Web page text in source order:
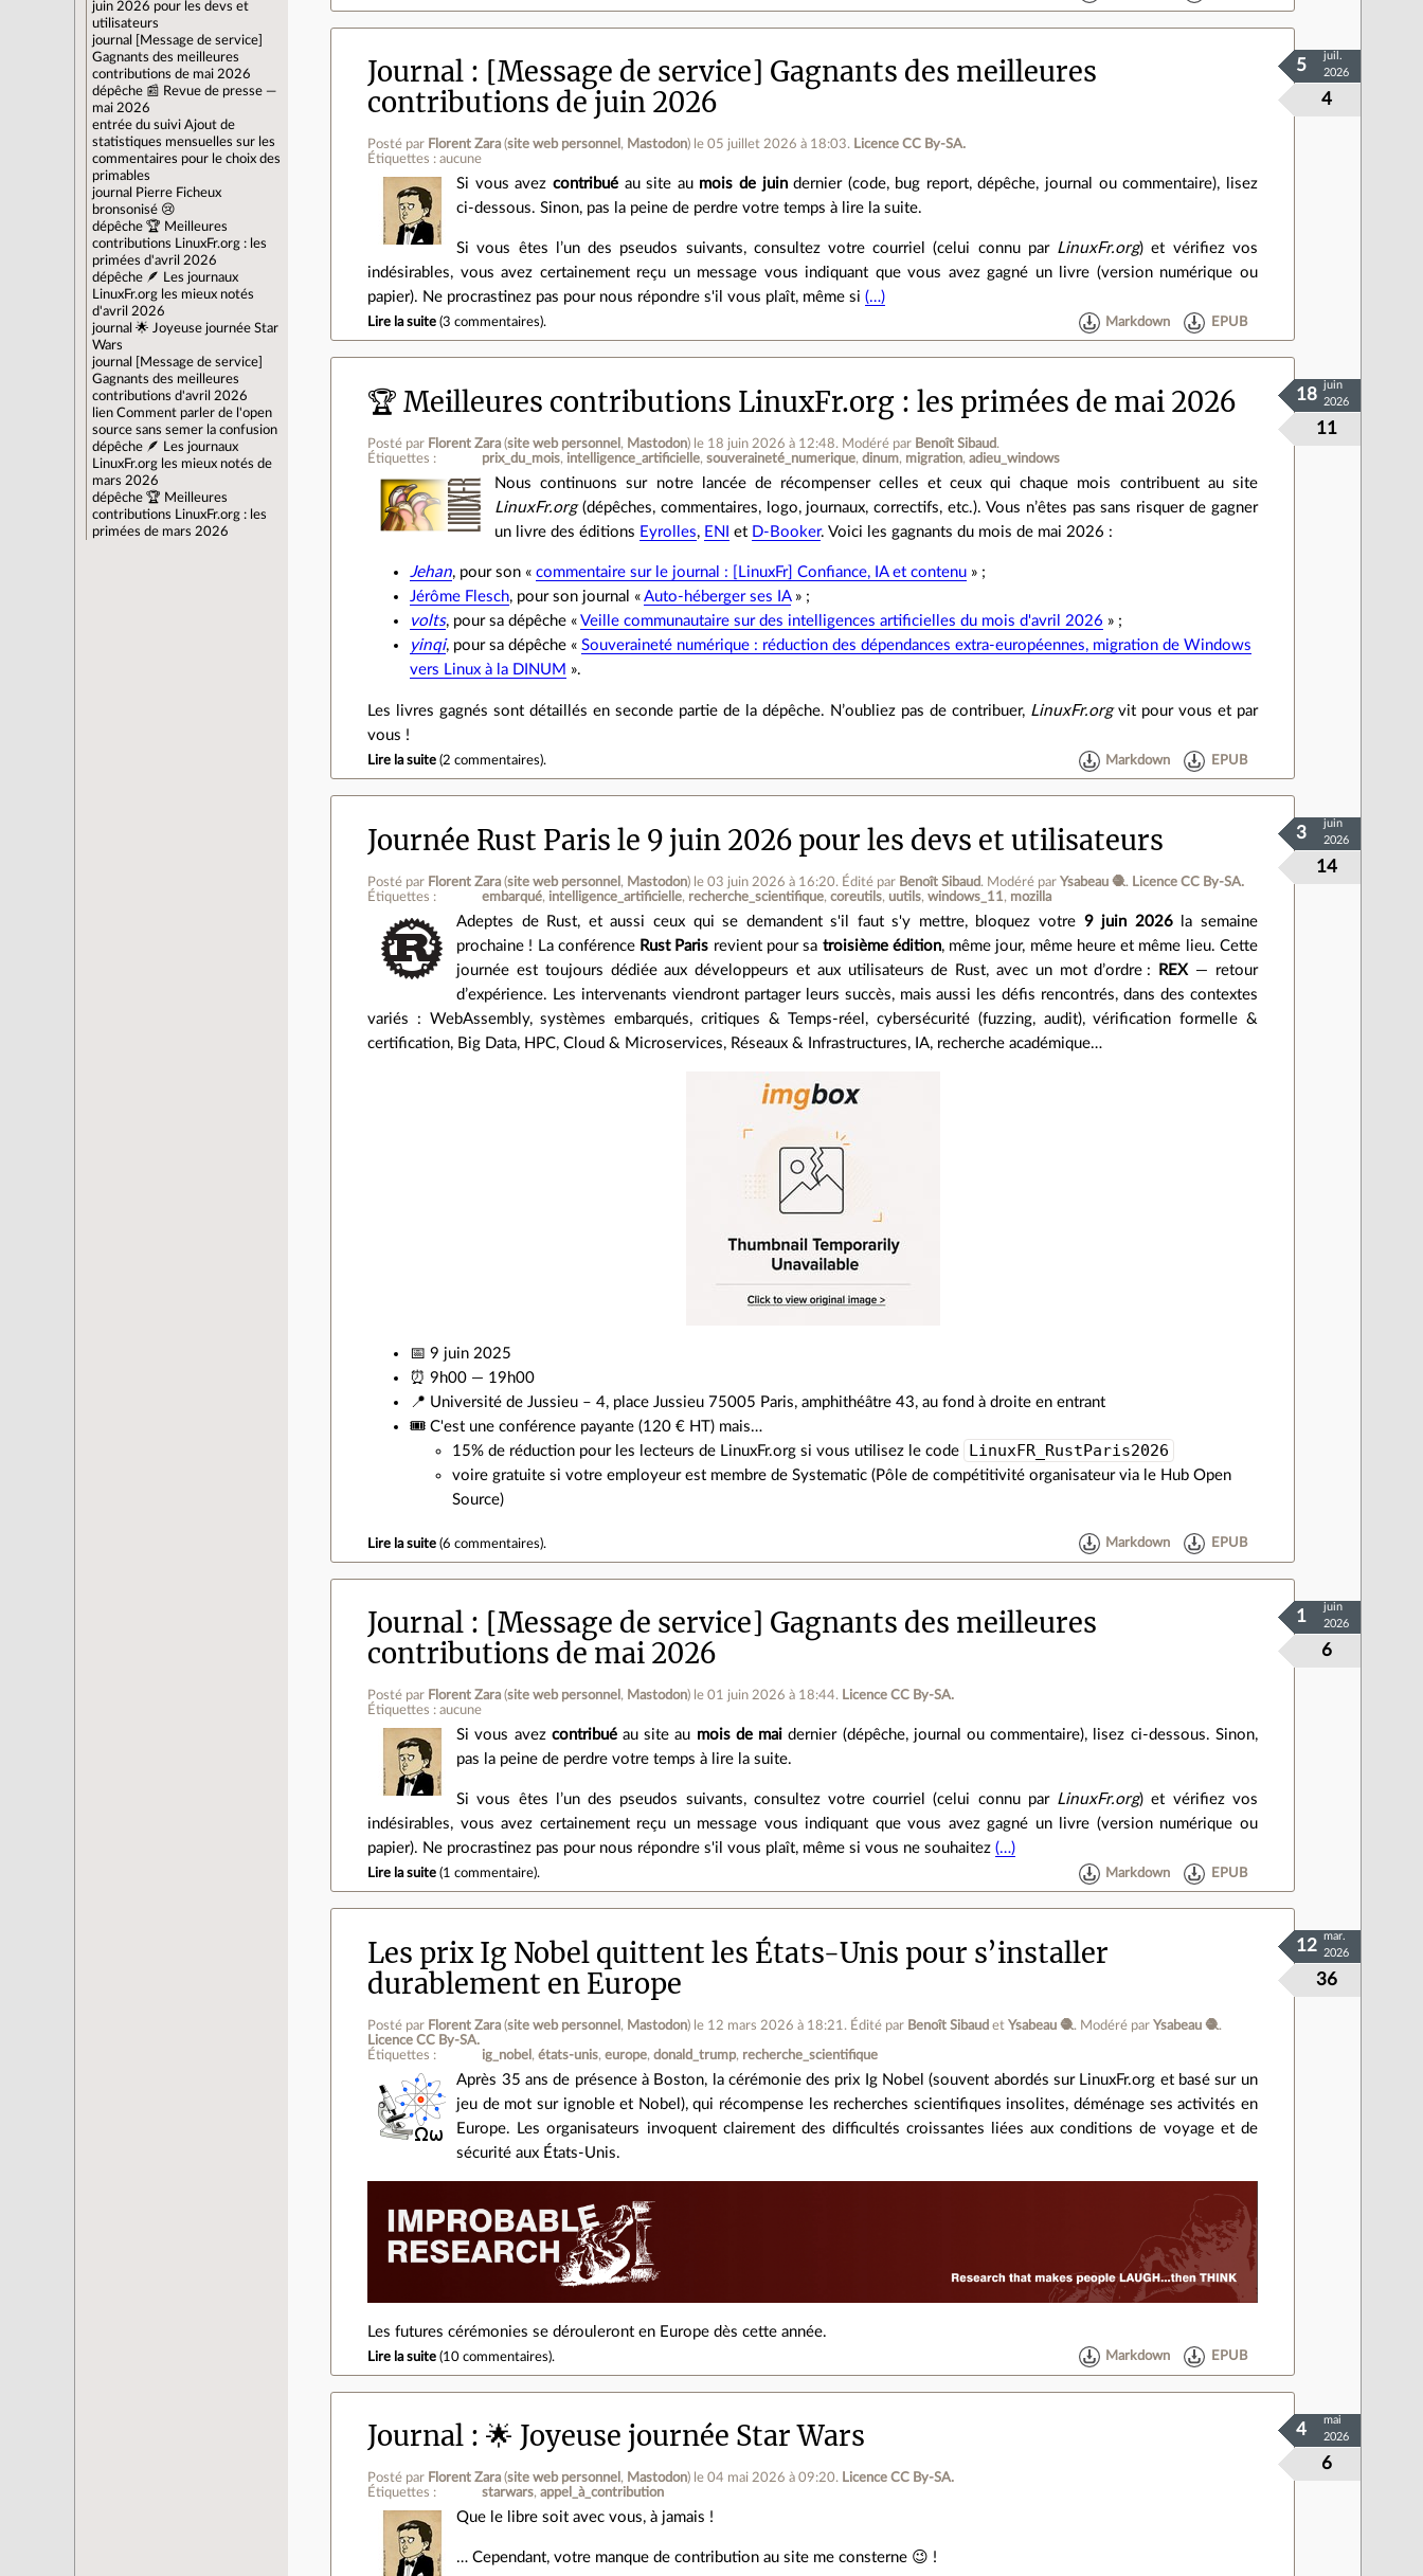
juin 2026 pour les devs et
utilisateurs
journal
[Message de service]
Gagnants des meilleures
contributions de mai 2026
dépêche 📰 Revue de presse —
mai 2026
entrée du suivi Ajout de
statistiques mensuelles sur les
commentaires pour le choix des
primables
journal
Pierre Ficheux
bronsonisé 😢
dépêche 🏆 Meilleures
contributions LinuxFr.org : les
primées d'avril 2026
dépêche 🪶 Les journaux
LinuxFr.org les mieux notés
d'avril 2026
journal 🌟 Joyeuse journée Star
Wars
journal
[Message de service]
Gagnants des meilleures
contributions d'avril 2026
lien Comment parler de l'open
source sans semer la confusion
dépêche 🪶 Les journaux
LinuxFr.org les mieux notés de
mars 2026
dépêche 🏆 Meilleures
contributions LinuxFr.org : les
primées de mars 2026
Journal
[Message de service] Gagnants des meilleures
contributions de juin 2026
Posté par Florent Zara (site web personnel , Mastodon) le 05 juillet 2026 à 18:03. Licence CC By‑SA.
Étiquettes : aucune
4
5
juil.
2026
Si vous avez contribuéau site au mois de juindernier (code, bug report, dépêche, journal ou commentaire), lisez
ci‑dessous. Sinon, pas la peine de perdre votre temps à lire la suite.
Si vous êtes l’un des pseudos suivants, consultez votre courriel (celui connu par LinuxFr.org) et vérifiez vos
indésirables, vous avez certainement reçu un message vous indiquant que vous avez gagné un livre (version numérique ou
papier). Ne procrastinez pas pour nous répondre s'il vous plaît, même si(…)
Lire la suite (3 commentaires). Markdown EPUB
🏆 Meilleures contributions LinuxFr.org : les primées de mai 2026
Posté par Florent Zara (site web personnel , Mastodon) le 18 juin 2026 à 12:48. Modéré par Benoît Sibaud.
Étiquettes :
prix_du_mois intelligence_artificielle souveraineté_numerique dinum migration adieu_windows
11
18
juin
2026
Nous continuons sur notre lancée de récompenser celles et ceux qui chaque mois contribuent au site
LinuxFr.org(dépêches, commentaires, logo, journaux, correctifs, etc.). Vous n’êtes pas sans risquer de gagner
un livre des éditions Eyrolles, ENI et D-Booker. Voici les gagnants du mois de mai 2026 :
Jehan, pour son «commentaire sur le journal : [LinuxFr] Confiance, IA et contenu » ;
Jérôme Flesch, pour son journal «Auto-héberger ses IA» ;
volts, pour sa dépêche «Veille communautaire sur des intelligences artificielles du mois d'avril 2026 » ;
yinqi, pour sa dépêche «Souveraineté numérique : réduction des dépendances extra-européennes, migration de Windows
vers Linux à la DINUM ».
Les livres gagnés sont détaillés en seconde partie de la dépêche. N’oubliez pas de contribuer, LinuxFr.orgvit pour vous et par
vous !
Lire la suite (2 commentaires). Markdown EPUB
Journée Rust Paris le 9 juin 2026 pour les devs et utilisateurs
Posté par Florent Zara (site web personnel , Mastodon) le 03 juin 2026 à 16:20. Édité par Benoît Sibaud. Modéré parYsabeau 🧶. Licence CC By‑SA.
Étiquettes :
embarqué intelligence_artificielle recherche_scientifique coreutils uutils windows_11 mozilla
14
3
juin
2026
Adeptes de Rust, et aussi ceux qui se demandent s'il faut s'y mettre, bloquez votre 9 juin 2026la semaine
prochaine ! La conférence Rust Paris revient pour sa troisième édition, même jour, même heure et même lieu. Cette
journée est toujours dédiée aux développeurs et aux utilisateurs de Rust, avec un mot d’ordre :
REX — retour
d’expérience. Les intervenants viendront partager leurs succès, mais aussi les défis rencontrés, dans des contextes
variés : WebAssembly, systèmes embarqués, critiques & Temps-réel, cybersécurité (fuzzing, audit), vérification formelle &
certification, Big Data, HPC, Cloud & Microservices, Réseaux & Infrastructures, IA, recherche académique…
📅 9 juin 2025
⏰ 9h00 — 19h00
📍 Université de Jussieu – 4, place Jussieu 75005 Paris, amphithéâtre 43, au fond à droite en entrant
🎟️ C'est une conférence payante (120 € HT) mais…
15% de réduction pour les lecteurs de LinuxFr.org si vous utilisez le code
LinuxFR_RustParis2026
voire gratuite si votre employeur est membre de Systematic (Pôle de compétitivité organisateur via le Hub Open
Source)
Lire la suite (6 commentaires). Markdown EPUB
Journal
[Message de service] Gagnants des meilleures
contributions de mai 2026
Posté par Florent Zara (site web personnel , Mastodon) le 01 juin 2026 à 18:44. Licence CC By‑SA.
Étiquettes : aucune
6
1
juin
2026
Si vous avez contribuéau site au mois de mai dernier (dépêche, journal ou commentaire), lisez ci‑dessous. Sinon,
pas la peine de perdre votre temps à lire la suite.
Si vous êtes l’un des pseudos suivants, consultez votre courriel (celui connu par LinuxFr.org) et vérifiez vos
indésirables, vous avez certainement reçu un message vous indiquant que vous avez gagné un livre (version numérique ou
papier). Ne procrastinez pas pour nous répondre s'il vous plaît, même si vous ne souhaitez(…)
Lire la suite (1 commentaire). Markdown EPUB
Les prix Ig Nobel quittent les États-Unis pour s’installer
durablement en Europe
Posté par Florent Zara (site web personnel , Mastodon) le 12 mars 2026 à 18:21 . Édité par Benoît Sibaud etYsabeau 🧶. Modéré parYsabeau 🧶.
Licence CC By‑SA.
Étiquettes :
ig_nobel états-unis europe donald_trump recherche_scientifique
36
12
mar.
2026
Après 35 ans de présence à Boston, la cérémonie des prix Ig Nobel (souvent abordés sur LinuxFr.org et basé sur un
jeu de mot sur ignoble et Nobel), qui récompense les recherches scientifiques insolites, déménage ses activités en
Europe. Les organisateurs invoquent clairement des difficultés croissantes liées aux conditions de voyage et de
sécurité aux États-Unis.
Les futures cérémonies se dérouleront en Europe dès cette année.
Lire la suite (10 commentaires). Markdown EPUB
Journal 🌟 Joyeuse journée Star Wars
Posté par Florent Zara (site web personnel , Mastodon) le 04 mai 2026 à 09:20. Licence CC By‑SA.
Étiquettes :
starwars appel_à_contribution
6
4
mai
2026
Que le libre soit avec vous, à jamais !
… Cependant, votre manque de contribution au site me consterne 😉 !